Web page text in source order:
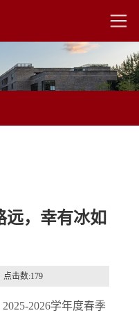
远，幸有冰如
点击数:179
2026学年度春季